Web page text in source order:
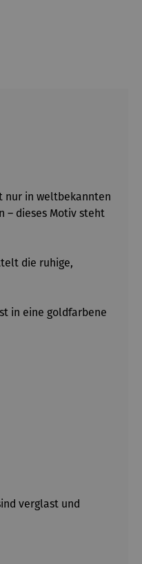
nur in weltbekannten
– dieses Motiv steht
die ruhige,
in eine goldfarbene
verglast und